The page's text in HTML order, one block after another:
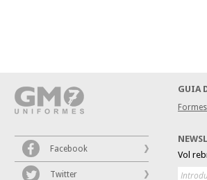
Facebook
Twitter
GUIA
Vol